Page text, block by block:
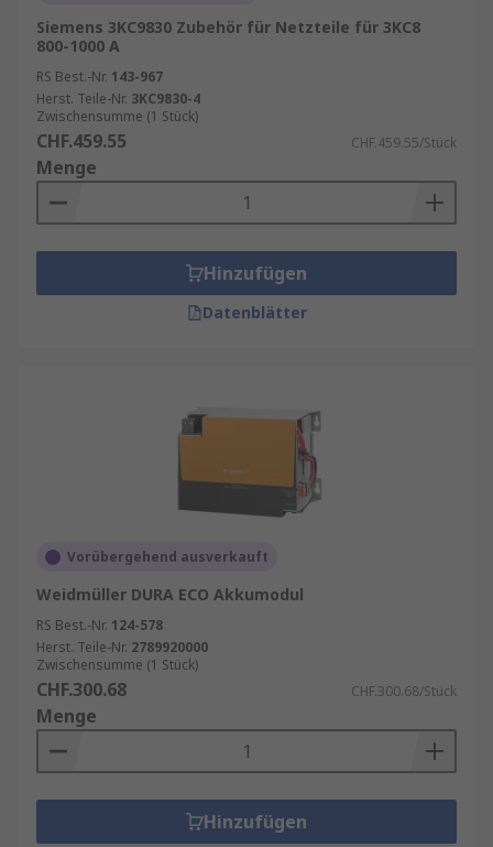
Siemens 3KC9830 Zubehör für Netzteile für 3KC8
800-1000 A
RS Best.-Nr. 143-967
Herst. Teile-Nr. 3KC9830-4
Zwischensumme (1 Stück)
CHF.459.55 CHF.459.55/Stück
Menge
Hinzufügen
Datenblätter
Vorübergehend ausverkauft
Weidmüller DURA ECO Akkumodul
RS Best.-Nr. 124-578
Herst. Teile-Nr. 2789920000
Zwischensumme (1 Stück)
CHF.300.68 CHF.300.68/Stück
Menge
Hinzufügen